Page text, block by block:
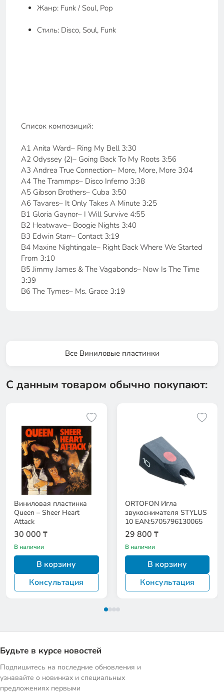
Жанр: Funk / Soul, Pop
Стиль: Disco, Soul, Funk
Список композиций:
A1 Anita Ward– Ring My Bell 3:30
A2 Odyssey (2)– Going Back To My Roots 3:56
A3 Andrea True Connection– More, More, More 3:04
A4 The Trammps– Disco Inferno 3:38
A5 Gibson Brothers– Cuba 3:50
A6 Tavares– It Only Takes A Minute 3:25
B1 Gloria Gaynor– I Will Survive 4:55
B2 Heatwave– Boogie Nights 3:40
B3 Edwin Starr– Contact 3:19
B4 Maxine Nightingale– Right Back Where We Started
From 3:10
B5 Jimmy James & The Vagabonds– Now Is The Time
3:39
B6 The Tymes– Ms. Grace 3:19
Все Виниловые пластинки
С данным товаром обычно покупают:
Виниловая пластинка
Queen – Sheer Heart
Attack
30 000 ₸
В наличии
В корзину
Консультация
ORTOFON Игла
звукоснимателя STYLUS
10 EAN:5705796130065
29 800 ₸
В наличии
В корзину
Консультация
Будьте в курсе новостей
Подпишитесь на последние обновления и
узнавайте о новинках и специальных
предложениях первыми